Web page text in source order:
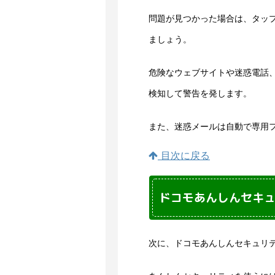
問題が見つかった場合は、タッ
ましょう。
危険なウェブサイトや迷惑電話
検知して警告を発します。
また、迷惑メールは自動で専用
目次に戻る
ドコモあんしんセキ
次に、ドコモあんしんセキュリ